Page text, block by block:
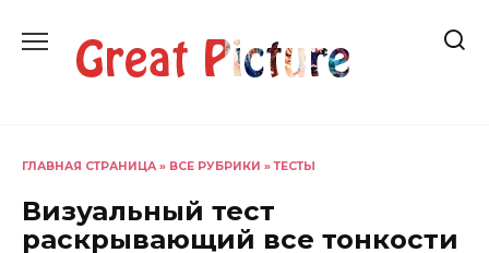
содержанию
ГЛАВНАЯ СТРАНИЦА » ВСЕ РУБРИКИ »ТЕСТЫ
Визуальный тест
раскрывающий все тонкости